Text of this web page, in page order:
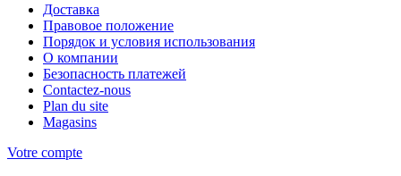
Доставка
Правовое положение
Порядок и условия использования
О компании
Безопасность платежей
Contactez-nous
Plan du site
Magasins
Votre compte